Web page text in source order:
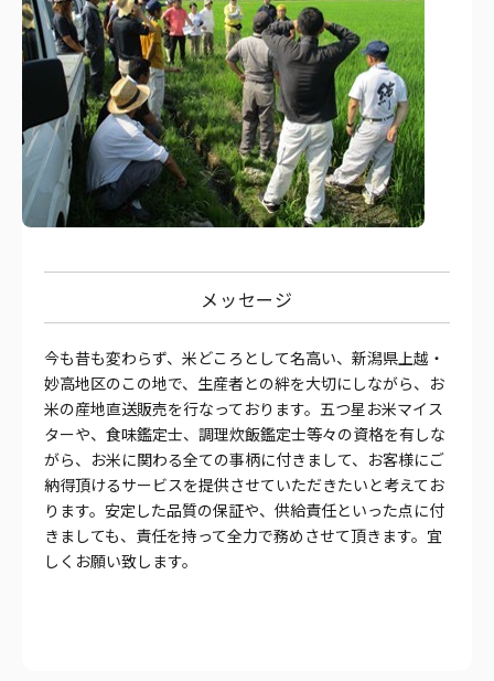
メッセージ
今も昔も変わらず、米どころとして名高い、新潟県上越・
妙高地区のこの地で、生産者との絆を大切にしながら、お
米の産地直送販売を行なっております。五つ星お米マイス
ターや、食味鑑定士、調理炊飯鑑定士等々の資格を有しな
がら、お米に関わる全ての事柄に付きまして、お客様にご
納得頂けるサービスを提供させていただきたいと考えてお
ります。安定した品質の保証や、供給責任といった点に付
きましても、責任を持って全力で務めさせて頂きます。宜
しくお願い致します。